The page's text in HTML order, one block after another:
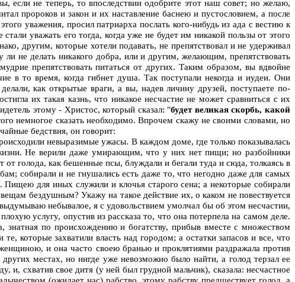
не теперь, то впоследствии одобрите этот наш совет; но желаю,
пророков и закон и их наставление баснею и пустословием, а после
уважения, просил патриарха послать кого-нибудь из ада с вестию к
уважать его тогда, когда уже не будет им никакой пользы от этого
другим, которые хотели подавать, не препятствовал и не удерживал
не делать никакого добра, или и другим, желающим, препятствовать
препятствовать питаться от других. Таким образом, вы вдвойне
в то время, когда гибнет душа. Так поступали некогда и иудеи. Они
как открытые враги, а вы, надев личину друзей, поступаете по-
их такая казнь, что никакое несчастие не может сравниться с их
этому - Христос, который сказал: "будет великая скорбь, какой
немногое сказать необходимо. Впрочем скажу не своими словами, но
бедствия, он говорит:
невыразимые ужасы. В каждом доме, где только показывалась
Не верили даже умирающим, что у них нет пищи; но разбойники
голода, как бешенные псы, блуждали и бегали туда и сюда, толкаясь в
собирали и не гнушались есть даже то, что негодно даже для самых
для иных служили и клочья старого сена; а некоторые собирали
бездушным? Укажу на такое действие их, о каком не повествуется
небывалое, я с удовольствием умолчал бы об этом несчастии,
услугу, опустив из рассказа то, что она потерпела на самом деле.
по происхождению и богатству, прибыв вместе с множеством
которые захватили власть над городом; а остатки запасов и все, что
и она часто своею бранью и проклятиями раздражала против
местах, но нигде уже невозможно было найти, а голод терзал ее
и, схватив свое дитя (у ней был грудной мальчик), сказала: несчастное